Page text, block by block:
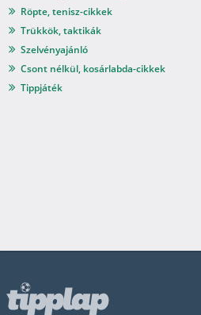
Röpte, tenisz-cikkek
Trükkök, taktikák
Szelvényajánló
Csont nélkül, kosárlabda-cikkek
Tippjáték